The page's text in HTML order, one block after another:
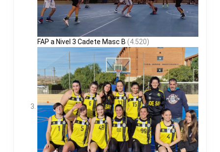
FAP a Nivel 3 Cadete Masc B (4.520)